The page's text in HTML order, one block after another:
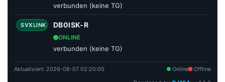
verbunden (keine TG)
SVXLINK DB0ISK-R
ONLINE
verbunden (keine TG)
Aktualisiert: 2026-08-07 02:20:00 Online Offline